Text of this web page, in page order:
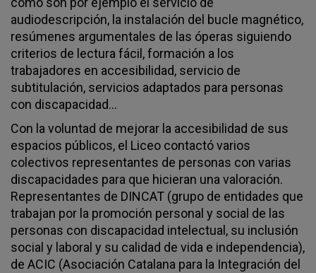
audiodescripción, la instalación del bucle magnético,
resúmenes argumentales de las óperas siguiendo
criterios de lectura fácil, formación a los
trabajadores en accesibilidad, servicio de
subtitulación, servicios adaptados para personas
con discapacidad...
Con la voluntad de mejorar la accesibilidad de sus
espacios públicos, el Liceo contactó varios
colectivos representantes de personas con varias
discapacidades para que hicieran una valoración.
Representantes de DINCAT (grupo de entidades que
trabajan por la promoción personal y social de las
personas con discapacidad intelectual, su inclusión
social y laboral y su calidad de vida e independencia),
de ACIC (Asociación Catalana para la Integración del